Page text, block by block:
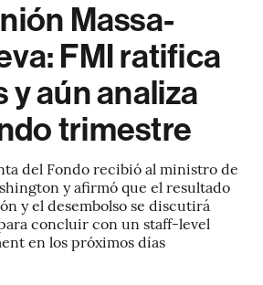
Massa-
FMI ratifica
y aún analiza
trimestre
del Fondo recibió al ministro de
y afirmó que el resultado
y el desembolso se discutirá
concluir con un staff-level
en los próximos días